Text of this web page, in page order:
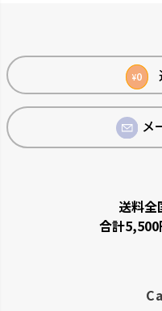
¥0
メ
送料
合計5,500